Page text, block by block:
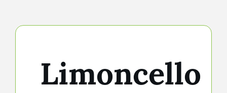
Limoncello